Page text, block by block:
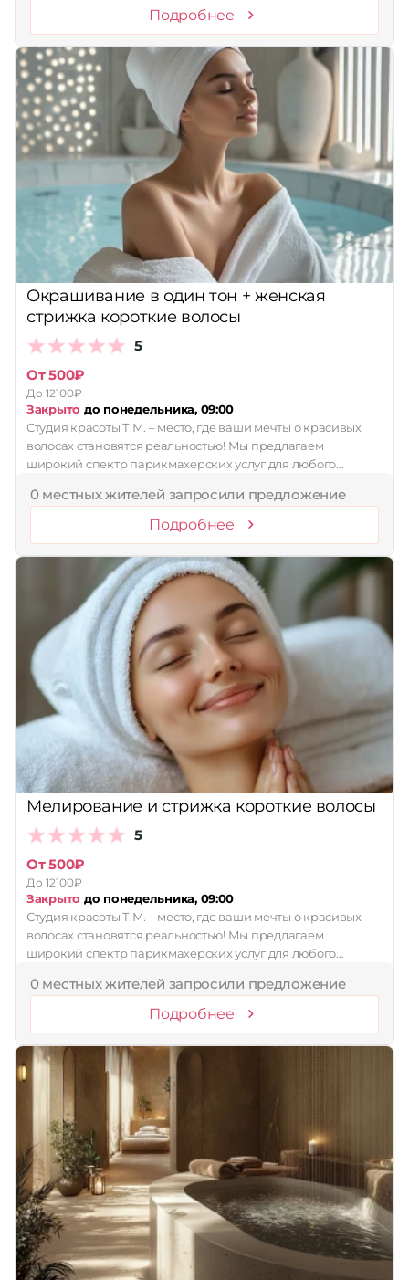
Подробнее
Окрашивание в один тон + женская
стрижка короткие волосы
5
От 500₽
До 12100₽
Закрыто до понедельника, 09:00
Студия красоты Т.М. – место, где ваши мечты о красивых
волосах становятся реальностью! Мы предлагаем
широкий спектр парикмахерских услуг для любого…
0 местных жителей запросили предложение
Подробнее
Мелирование и стрижка короткие волосы
5
От 500₽
До 12100₽
Закрыто до понедельника, 09:00
Студия красоты Т.М. – место, где ваши мечты о красивых
волосах становятся реальностью! Мы предлагаем
широкий спектр парикмахерских услуг для любого…
0 местных жителей запросили предложение
Подробнее